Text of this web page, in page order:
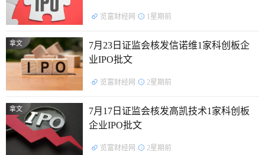
览富财经网 1星期前
拿文
7月23日证监会核发信诺维1家科创板企
业IPO批文
览富财经网 2星期前
拿文
7月17日证监会核发高凯技术1家科创板
企业IPO批文
览富财经网 2星期前